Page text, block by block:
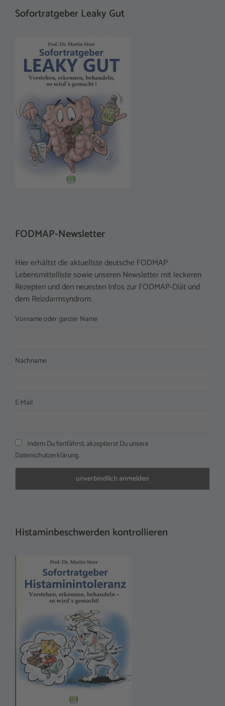
Sofortratgeber Leaky Gut
FODMAP-Newsletter
Hier erhältst die aktuellste deutsche FODMAP
Lebensmittelliste sowie unseren Newsletter mit leckeren
Rezepten und den neuesten Infos zur FODMAP-Diät und
dem Reizdarmsyndrom.
Vorname oder ganzer Name
Nachname
E-Mail
Indem Du fortfährst, akzeptierst Du unsere
Datenschutzerklärung.
Histaminbeschwerden kontrollieren